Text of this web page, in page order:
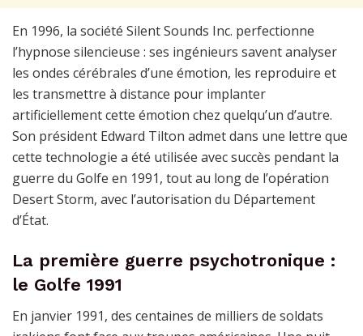
En 1996, la société Silent Sounds Inc. perfectionne
l’hypnose silencieuse : ses ingénieurs savent analyser
les ondes cérébrales d’une émotion, les reproduire et
les transmettre à distance pour implanter
artificiellement cette émotion chez quelqu’un d’autre.
Son président Edward Tilton admet dans une lettre que
cette technologie a été utilisée avec succès pendant la
guerre du Golfe en 1991, tout au long de l’opération
Desert Storm, avec l’autorisation du Département
d’État.
La première guerre psychotronique :
le Golfe 1991
En janvier 1991, des centaines de milliers de soldats